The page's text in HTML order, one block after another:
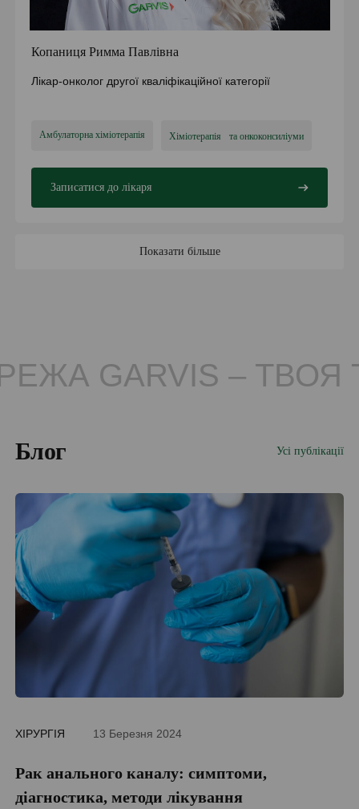
Копаниця Римма Павлівна
Лікар-онколог другої кваліфікаційної категорії
Амбулаторна хіміотерапія Хіміотерапія та онкоконсиліуми
Записатися до лікаря
Показати більше
GARVIS – ТВОЯ
Блог Усі публікації
ХІРУРГІЯ 13 Березня 2024
Рак анального каналу: симптоми,
діагностика, методи лікування